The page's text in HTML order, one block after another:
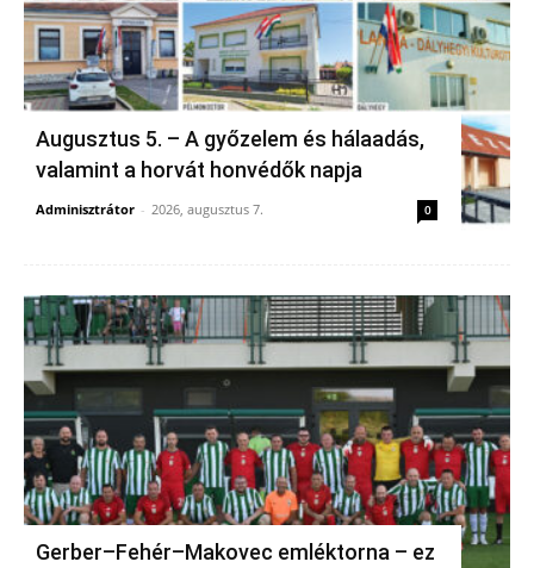
Augusztus 5. – A győzelem és hálaadás,
valamint a horvát honvédők napja
Adminisztrátor - 2026, augusztus 7. 0
Gerber–Fehér–Makovec emléktorna – ez